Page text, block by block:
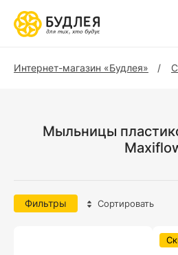
Интернет-магазин «Будлея»
Мыльницы
Фильтры Сортировать